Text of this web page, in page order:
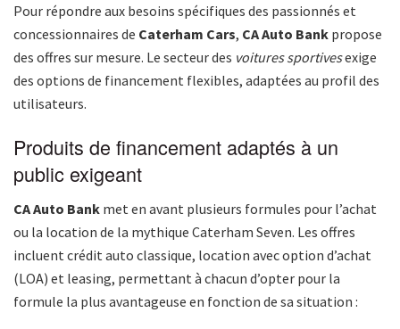
Pour répondre aux besoins spécifiques des passionnés et
concessionnaires de Caterham Cars, CA Auto Bank propose
des offres sur mesure. Le secteur des voitures sportivesexige
des options de financement flexibles, adaptées au profil des
utilisateurs.
Produits de financement adaptés à un
public exigeant
CA Auto Bank met en avant plusieurs formules pour l’achat
ou la location de la mythique Caterham Seven. Les offres
incluent crédit auto classique, location avec option d’achat
(LOA) et leasing, permettant à chacun d’opter pour la
formule la plus avantageuse en fonction de sa situation :